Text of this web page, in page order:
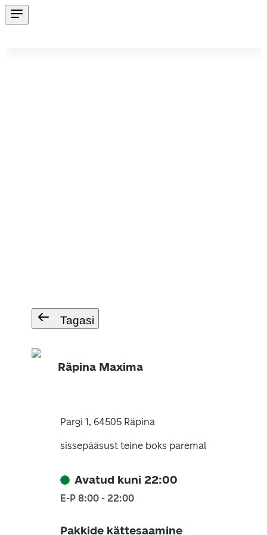
Tagasi
Räpina Maxima
Pargi 1, 64505 Räpina
sissepääsust teine boks paremal
Avatud kuni 22:00
E-P 8:00 - 22:00
Pakkide kättesaamine